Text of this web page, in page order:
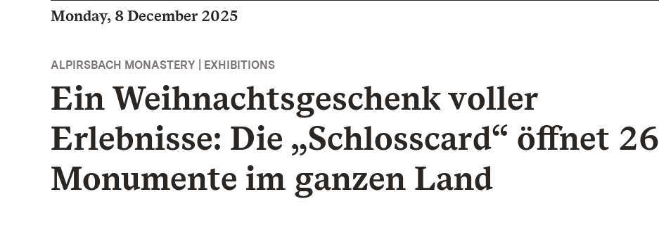
Monday, 8 December 2025
ALPIRSBACH MONASTERY | EXHIBITIONS
Ein Weihnachtsgeschenk voller
Erlebnisse: Die „Schlosscard“ öffnet 26
Monumente im ganzen Land